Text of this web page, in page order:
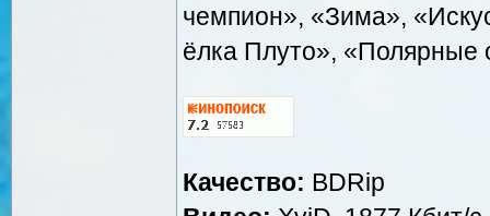
чемпион», «Зима»,
ёлка Плуто», «Полярные
Качество: BDRip